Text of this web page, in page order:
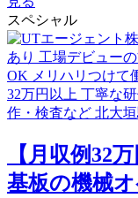
スペシャル
【月収例32
基板の機械